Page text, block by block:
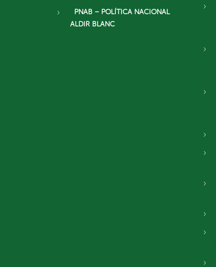
PNAB – POLÍTICA NACIONAL
ALDIR BLANC